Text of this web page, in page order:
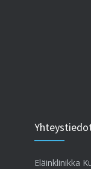
Eläinklinikka